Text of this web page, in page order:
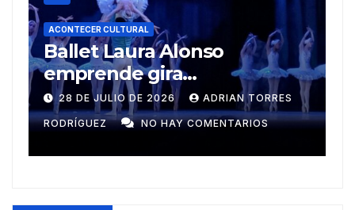
ACONTECER CULTURAL
Muñecos y monotipia
9 DE JULIO DE 2026 MEYLIN PÉREZ
GUZMÁN NO HAY COMENTARIOS